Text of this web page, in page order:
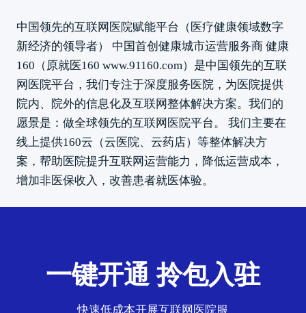
中国领先的互联网医院赋能平台（医疗健康领域数字
新经济的领导者） 中国首创健康城市运营服务商 健康
160（原就医160 www.91160.com）是中国领先的互联
网医院平台，我们专注于深度服务医院，为医院提供
院内、院外的信息化及互联网整体解决方案。我们的
愿景是：做全球领先的互联网医院平台。 我们主要在
线上提供160云（云医院、云药店）等整体解决方
案，帮助医院提升互联网运营能力，降低运营成本，
增加非医保收入，改善患者就医体验。
一键开通 拎包入驻
快速低成本开展互联网医院服